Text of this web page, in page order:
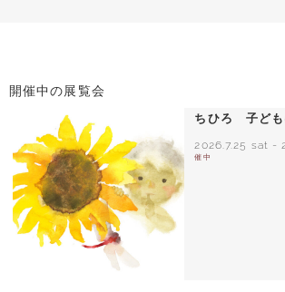
開催中の展覧会
ちひろ 子ども
2026.7.25 sat -
催中